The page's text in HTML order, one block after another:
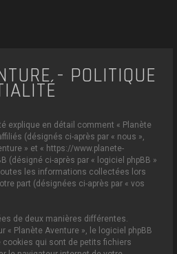
- POLITIQUE
explique en détail comment « Planète
(désignés ci-après par « nous »,
» et « https://www.planete-
(désigné ci-après par « logiciel phpBB »
les informations collectées lors
part (désignées ci-après par « vos
de deux manières différentes.
« Planète Aventure », le logiciel phpBB
cookies qui sont de petits fichiers